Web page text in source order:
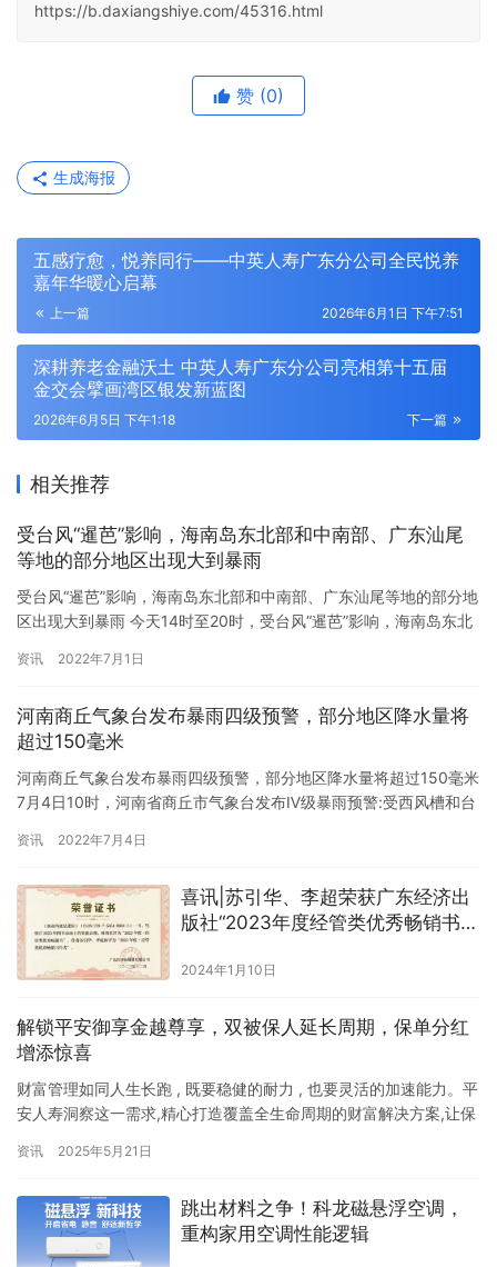
https://b.daxiangshiye.com/45316.html
赞 (0)
生成海报
五感疗愈，悦养同行——中英人寿广东分公司全民悦养
嘉年华暖心启幕
上一篇 2026年6月1日 下午7:51
深耕养老金融沃土 中英人寿广东分公司亮相第十五届
金交会擘画湾区银发新蓝图
下一篇
2026年6月5日 下午1:18
相关推荐
受台风“暹芭”影响，海南岛东北部和中南部、广东汕尾
等地的部分地区出现大到暴雨
受台风“暹芭”影响，海南岛东北部和中南部、广东汕尾等地的部分地
区出现大到暴雨 今天14时至20时，受台风“暹芭”影响，海南岛东北
资讯 2022年7月1日
河南商丘气象台发布暴雨四级预警，部分地区降水量将
超过150毫米
河南商丘气象台发布暴雨四级预警，部分地区降水量将超过150毫米
7月4日10时，河南省商丘市气象台发布Ⅳ级暴雨预警:受西风槽和台
资讯 2022年7月4日
喜讯|苏引华、李超荣获广东经济出
版社“2023年度经管类优秀畅销书作
2024年1月10日
解锁平安御享金越尊享，双被保人延长周期，保单分红
增添惊喜
财富管理如同人生长跑 , 既要稳健的耐力 , 也要灵活的加速能力。平
安人寿洞察这一需求,精心打造覆盖全生命周期的财富解决方案,让保
资讯 2025年5月21日
跳出材料之争！科龙磁悬浮空调，
重构家用空调性能逻辑